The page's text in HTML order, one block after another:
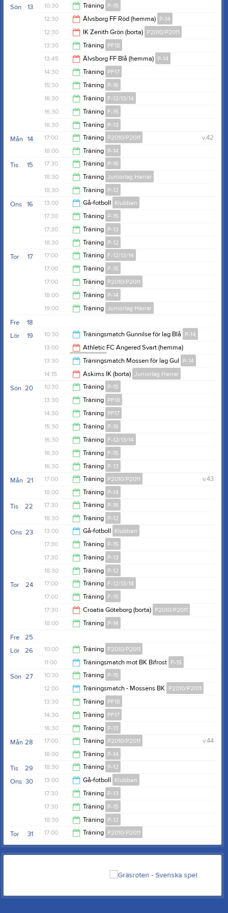
14:00
17:00
13
Sön 10:30 Träning P-15
12:00
12:30 Älvsborg FF Röd (hemma) P-14
14:30
12:30 IK Zenith Grön (borta) P2010/P2011
14:30
13:30 Träning PF18
14:30
13:45 Älvsborg FF Blå (hemma) P-14
15:45
14:30 Träning PF17
15:30
15:30 Träning P-16
16:45
16:30 Träning F-12/13/14
18:00
16:30 Träning F-15
17:30
16:30 Träning P-13
18:00
14
Mån v.42
17:00 Träning P2010/P2011
18:30
18:00 Träning P-14
19:30
15
Tis 17:30 Träning P-16
18:30
18:30 Träning Juniorlag Herrar
20:00
18:30 Träning P-12
20:00
16
Ons 13:00 Gå-fotboll Klubben
15:00
17:30 Träning P-15
18:30
17:30 Träning P-13
18:30
18:30 Träning P-12
20:00
17
Tor 17:00 Träning F-12/13/14
18:00
17:00 Träning F-15
18:00
17:00 Träning P2010/P2011
19:00
18:00 Träning P-14
19:00 Träning Juniorlag Herrar
20:30
18
Fre
19
Lör 10:30 Träningsmatch Gunnilse för lag Blå P-14
12:00
13:00
Athletic FC Angered Svart (hemma)
P2010/P2011
15:00
13:30 Träningsmatch Mossen för lag Gul P-14
15:00
14:15 Askims IK (borta) Juniorlag Herrar
16:15
20
Sön 10:30 Träning P-15
12:00
13:30 Träning PF18
14:30
14:30 Träning PF17
15:30
15:30 Träning P-16
16:45
16:30 Träning F-12/13/14
18:00
16:30 Träning F-15
17:30
16:30 Träning P-13
18:00
21
Mån v.43
17:00 Träning P2010/P2011
18:30
18:00 Träning P-14
19:30
22
Tis 17:30 Träning P-16
18:30
18:30 Träning P-12
20:00
23
Ons 13:00 Gå-fotboll Klubben
15:00
17:30 Träning P-15
18:30
17:30 Träning P-13
18:30
18:30 Träning P-12
20:00
24
Tor 17:00 Träning F-12/13/14
18:00
17:00 Träning F-15
18:00
17:30 Croatia Göteborg (borta) P2010/P2011
18:00 Träning P-14
19:30
25
Fre
26
Lör 10:00 Träning P2010/P2011
11:30
11:00 Träningsmatch mot BK Bifrost P-15
13:00
27
Sön 10:30 Träning P-15
12:00
12:00 Träningsmatch - Mossens BK P2010/P2011
13:30
13:30 Träning PF18
14:30
14:30 Träning PF17
15:30
16:30 Träning P-13
18:00
28
Mån v.44
17:00 Träning P2010/P2011
18:30
18:00 Träning P-14
19:30
29
Tis 18:30 Träning P-12
20:00
30
Ons 13:00 Gå-fotboll Klubben
15:00
17:30 Träning P-13
18:30
17:30 Träning P-15
18:30
18:30 Träning P-12
20:00
31
Tor 17:00 Träning P2010/P2011
19:00